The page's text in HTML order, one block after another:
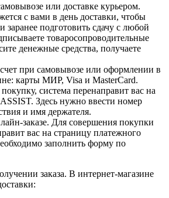
или доставке курьером.
с вами в день доставки, чтобы
заранее подготовить сдачу с любой
товаросопроводительные
денежные средства, получаете
при самовывозе или оформлении в
карты МИР, Visa и MasterCard.
система перенаправит вас на
Здесь нужно ввести номер
и имя держателя.
заказе. Для совершения покупки
вас на страницу платежного
заполнить форму по
заказа. В интернет-магазине